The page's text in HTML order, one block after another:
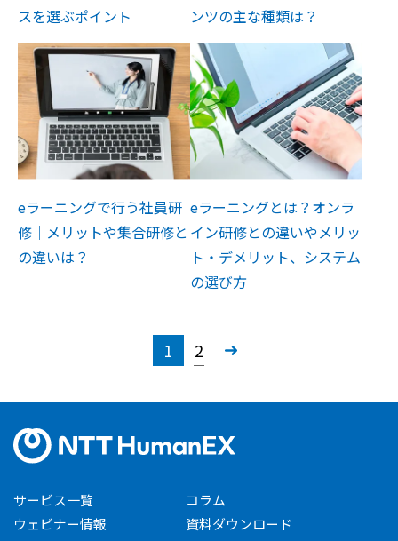
スを選ぶポイント
ンツの主な種類は？
eラーニングで行う社員研
修│メリットや集合研修と
の違いは？
eラーニングとは？オンラ
イン研修との違いやメリッ
ト・デメリット、システム
の選び方
1 2 »
サービス一覧
コラム
ウェビナー情報
資料ダウンロード